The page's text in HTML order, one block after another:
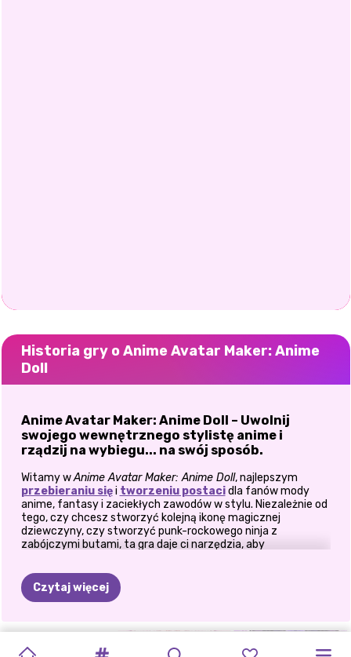
Historia gry o Anime Avatar Maker: Anime
Doll
Anime Avatar Maker: Anime Doll – Uwolnij
swojego wewnętrznego stylistę anime i
rządzij na wybiegu... na swój sposób.
Witamy wAnime Avatar Maker: Anime Doll, najlepszym
przebieraniu sięi tworzeniu postacidla fanów mody
anime, fantasy i zaciekłych zawodów w stylu. Niezależnie od
tego, czy chcesz stworzyć kolejną ikonę magicznej
dziewczyny, czy stworzyć punk-rockowego ninja z
zabójczymi butami, ta gra daje ci narzędzia, aby
🎨 Dostosuj jak profesjonalista
kolczaste fryzury bohatera. Zaszalej z kolorem, wypróbuj
Czytaj więcej
GRA
PRZEMIANA TWÓRCA MÓJ